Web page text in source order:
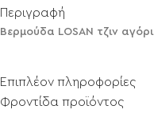
Περιγραφή
Βερμούδα LOSAN τζιν αγόρι
Επιπλέον πληροφορίες
Φροντίδα προϊόντος